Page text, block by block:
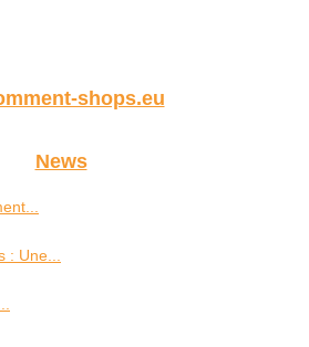
shops.eu
News
: Une...